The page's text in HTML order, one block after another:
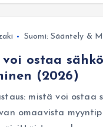
Suomi: Sääntely &
ostaa
(2026)
mistä voi ostaa
omaavista